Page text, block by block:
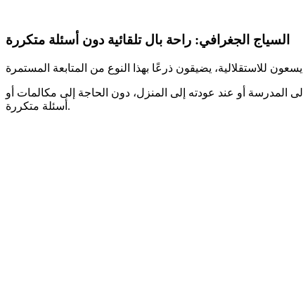
السياج الجغرافي: راحة بال تلقائية دون أسئلة متكررة
المدرسة أو عند عودته إلى المنزل، دون الحاجة إلى مكالمات أو
أسئلة متكررة.